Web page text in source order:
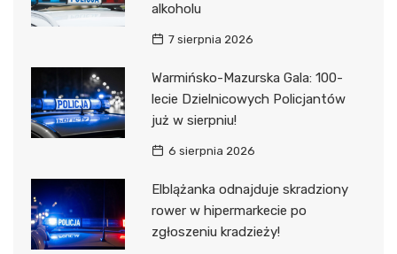
alkoholu
7 sierpnia 2026
Warmińsko-Mazurska Gala: 100-
lecie Dzielnicowych Policjantów
już w sierpniu!
6 sierpnia 2026
Elblążanka odnajduje skradziony
rower w hipermarkecie po
zgłoszeniu kradzieży!